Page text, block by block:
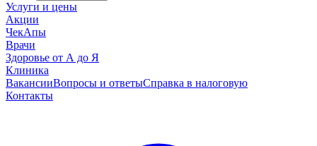
Услуги и цены
Акции
ЧекАпы
Врачи
Здоровье от А до Я
Клиника
ВакансииВопросы и ответыСправка в налоговую
Контакты